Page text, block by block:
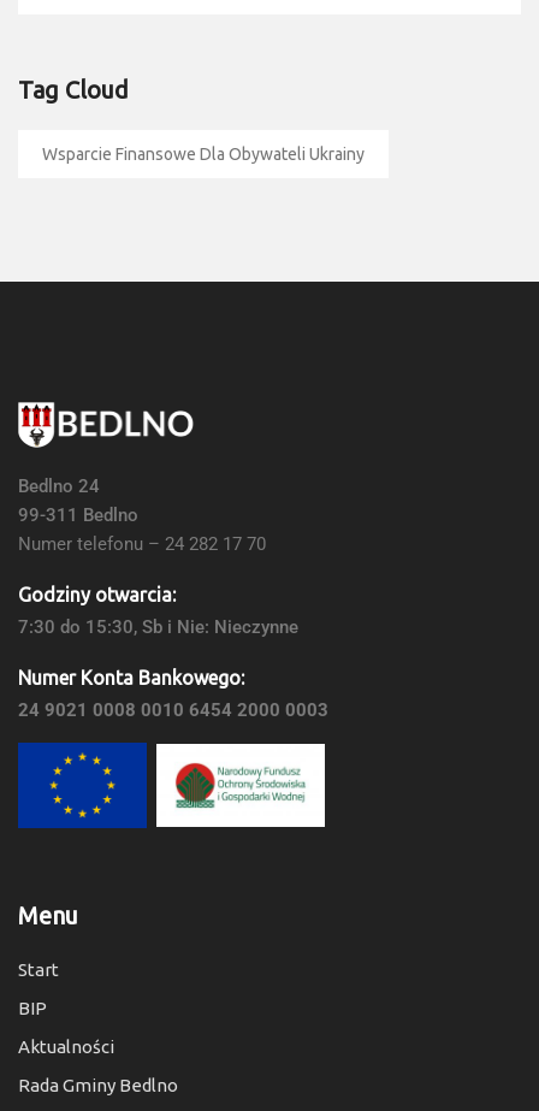
Tag Cloud
Wsparcie Finansowe Dla Obywateli Ukrainy
Bedlno 24
99-311 Bedlno
Numer telefonu – 24 282 17 70
Godziny otwarcia:
7:30 do 15:30, Sb i Nie: Nieczynne
Numer Konta Bankowego:
24 9021 0008 0010 6454 2000 0003
Menu
Start
BIP
Aktualności
Rada Gminy Bedlno